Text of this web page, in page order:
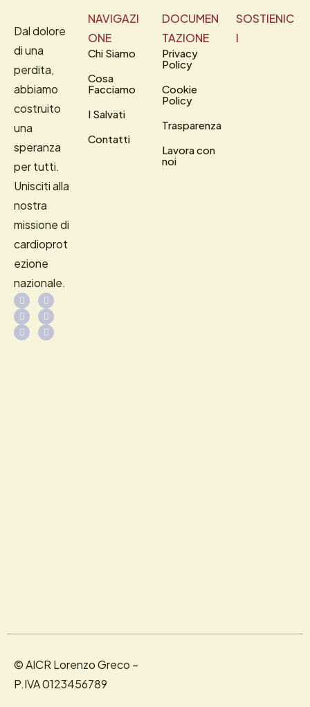
Dal dolore
di una
perdita,
abbiamo
costruito
una
speranza
per tutti.
Unisciti alla
nostra
missione di
cardioprot
ezione
nazionale.
NAVIGAZI
ONE
Chi Siamo
Cosa
Facciamo
I Salvati
Contatti
DOCUMEN
TAZIONE
Privacy
Policy
Cookie
Policy
Trasparenza
Lavora con
noi
SOSTIENIC
I
© AICR Lorenzo Greco –
P.IVA 0123456789